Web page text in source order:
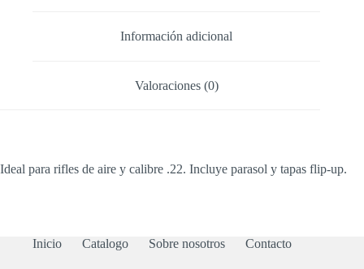
Información adicional
Valoraciones (0)
Ideal para rifles de aire y calibre .22. Incluye parasol y tapas flip-up.
Inicio Catalogo Sobre nosotros Contacto